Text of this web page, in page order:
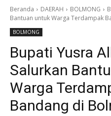
Beranda DAERAH BOLMONG
Bantuan untuk Warga Terdampak
BOLMONG
Bupati Yusra
Salurkan
Warga
Bandang di